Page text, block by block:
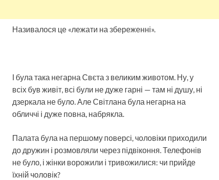
Називалося це «лежати на збереженні».
І була така негарна Свєта з великим животом. Ну, у
всіх був живіт, всі були не дуже гарні — там ні душу, ні
дзеркала не було. Але Світлана була негарна на
обличчі і дуже повна, набрякла.
Палата була на першому поверсі, чоловіки приходили
до дружин і розмовляли через підвіконня. Телефонів
не було, і жінки ворожили і тривожилися: чи прийде
їхній чоловік?